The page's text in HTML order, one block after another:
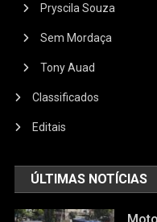
Pryscila Souza
Sem Mordaça
Tony Auad
Classificados
Editais
ÚLTIMAS NOTÍCIAS